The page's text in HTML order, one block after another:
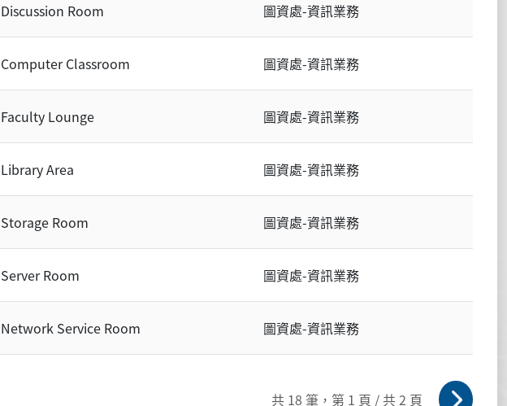
Discussion Room 圖資處-資訊業務
Computer Classroom 圖資處-資訊業務
Faculty Lounge 圖資處-資訊業務
Library Area 圖資處-資訊業務
Storage Room 圖資處-資訊業務
Server Room 圖資處-資訊業務
Network Service Room 圖資處-資訊業務
共 18 筆，第 1 頁 / 共 2 頁